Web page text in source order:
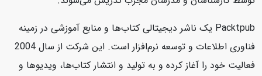
Packtpub یک ناشر دیجیتالی کتاب‌ها و منابع آموزشی در زمینه
فناوری اطلاعات و توسعه نرم‌افزار است. این شرکت از سال 2004
فعالیت خود را آغاز کرده و به تولید و انتشار کتاب‌ها، ویدیوها و